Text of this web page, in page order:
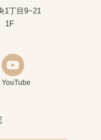
1丁目9−21
1F
YouTube